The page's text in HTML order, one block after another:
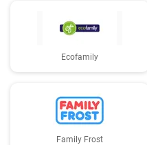
Ecofamily
Family Frost